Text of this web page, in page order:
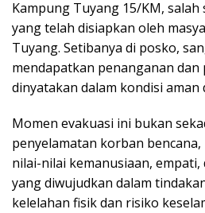
Kampung Tuyang 15/KM,
yang telah disiapkan oleh
Tuyang. Setibanya di posko,
mendapatkan penanganan dan
dinyatakan dalam kondisi aman
Momen evakuasi ini bukan
penyelamatan korban
nilai-nilai kemanusiaan,
yang diwujudkan dalam
kelelahan fisik dan risiko